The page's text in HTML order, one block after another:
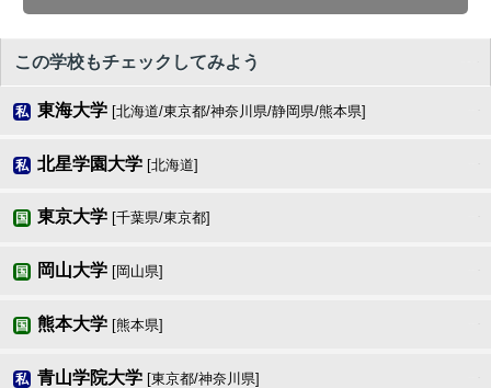
この学校もチェックしてみよう
私 東海大学 [北海道/東京都/神奈川県/静岡県/熊本県]
私 北星学園大学 [北海道]
国 東京大学 [千葉県/東京都]
国 岡山大学 [岡山県]
国 熊本大学 [熊本県]
私 青山学院大学 [東京都/神奈川県]